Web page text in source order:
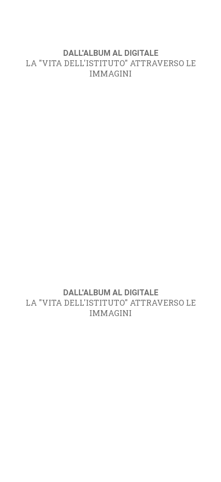
DALL'ALBUM AL DIGITALE
LA "VITA DELL'ISTITUTO" ATTRAVERSO LE
IMMAGINI
DALL'ALBUM AL DIGITALE
LA "VITA DELL'ISTITUTO" ATTRAVERSO LE
IMMAGINI